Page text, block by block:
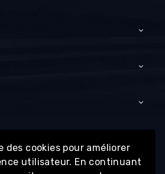
des cookies pour améliorer
utilisateur. En continuant